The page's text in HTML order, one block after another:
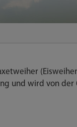
und wird von der